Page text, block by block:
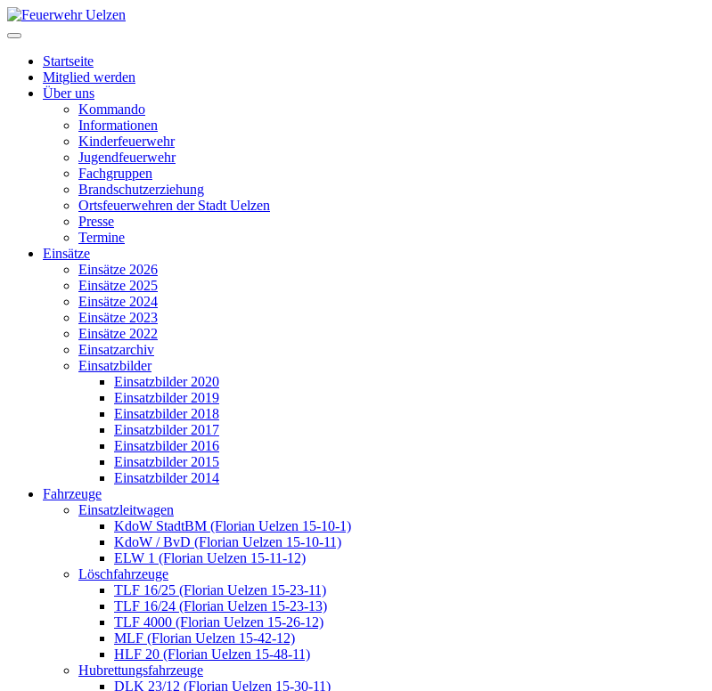
Startseite
Mitglied werden
Über uns
Kommando
Informationen
Kinderfeuerwehr
Jugendfeuerwehr
Fachgruppen
Brandschutzerziehung
Ortsfeuerwehren der Stadt Uelzen
Presse
Termine
Einsätze
Einsätze 2026
Einsätze 2025
Einsätze 2024
Einsätze 2023
Einsätze 2022
Einsatzarchiv
Einsatzbilder
Einsatzbilder 2020
Einsatzbilder 2019
Einsatzbilder 2018
Einsatzbilder 2017
Einsatzbilder 2016
Einsatzbilder 2015
Einsatzbilder 2014
Fahrzeuge
Einsatzleitwagen
KdoW StadtBM (Florian Uelzen 15-10-1)
KdoW / BvD (Florian Uelzen 15-10-11)
ELW 1 (Florian Uelzen 15-11-12)
Löschfahrzeuge
TLF 16/25 (Florian Uelzen 15-23-11)
TLF 16/24 (Florian Uelzen 15-23-13)
TLF 4000 (Florian Uelzen 15-26-12)
MLF (Florian Uelzen 15-42-12)
HLF 20 (Florian Uelzen 15-48-11)
Hubrettungsfahrzeuge
DLK 23/12 (Florian Uelzen 15-30-11)